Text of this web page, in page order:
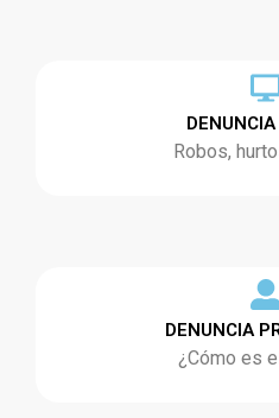
Robos,
DENUNCIA
¿Cómo es